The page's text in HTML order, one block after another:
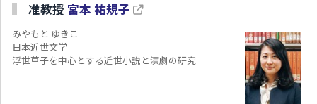
准教授 宮本 祐規子
みやもと ゆきこ
日本近世文学
浮世草子を中心とする近世小説と演劇の研究